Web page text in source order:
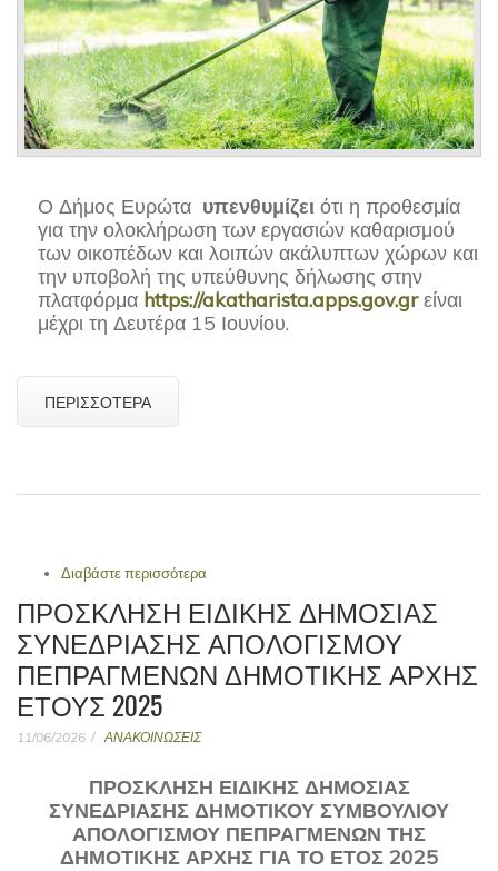
Ο Δήμος Ευρώτα υπενθυμίζει ότι η προθεσμία
για την ολοκλήρωση των εργασιών καθαρισμού
των οικοπέδων και λοιπών ακάλυπτων χώρων και
την υποβολή της υπεύθυνης δήλωσης στην
πλατφόρμα https://akatharista.apps.gov.grείναι
μέχρι τη Δευτέρα 15 Ιουνίου.
ΠΕΡΙΣΣΌΤΕΡΑ
Διαβάστε περισσότερα
και οδηγίες προστασίας από δασικές
πυρκαγιές
ΠΡΟΣΚΛΗΣΗ ΕΙΔΙΚΗΣ ΔΗΜΟΣΙΑΣ
ΣΥΝΕΔΡΙΑΣΗΣ ΑΠΟΛΟΓΙΣΜΟΥ
ΠΕΠΡΑΓΜΕΝΩΝ ΔΗΜΟΤΙΚΗΣ ΑΡΧΗΣ
ΕΤΟΥΣ 2025
11/06/2026 ΑΝΑΚΟΙΝΩΣΕΙΣ
ΠΡΟΣΚΛΗΣΗ ΕΙΔΙΚΗΣ ΔΗΜΟΣΙΑΣ
ΣΥΝΕΔΡΙΑΣΗΣ ΔΗΜΟΤΙΚΟΥ ΣΥΜΒΟΥΛΙΟΥ
ΑΠΟΛΟΓΙΣΜΟΥ ΠΕΠΡΑΓΜΕΝΩΝ ΤΗΣ
ΔΗΜΟΤΙΚΗΣ ΑΡΧΗΣ ΓΙΑ ΤΟ ΕΤΟΣ 2025